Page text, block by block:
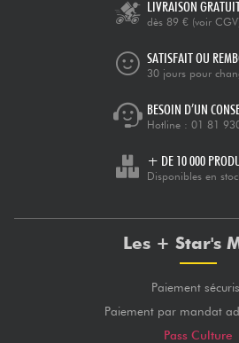
LIVRAISON
dès 89 € (voir
SATISFAIT OU
30 jours pour
BESOIN D’UN
Hotline : 01 81
+ DE 10 000
Disponibles en
Les + Star's
Paiement
Paiement par mandat
Pass Culture